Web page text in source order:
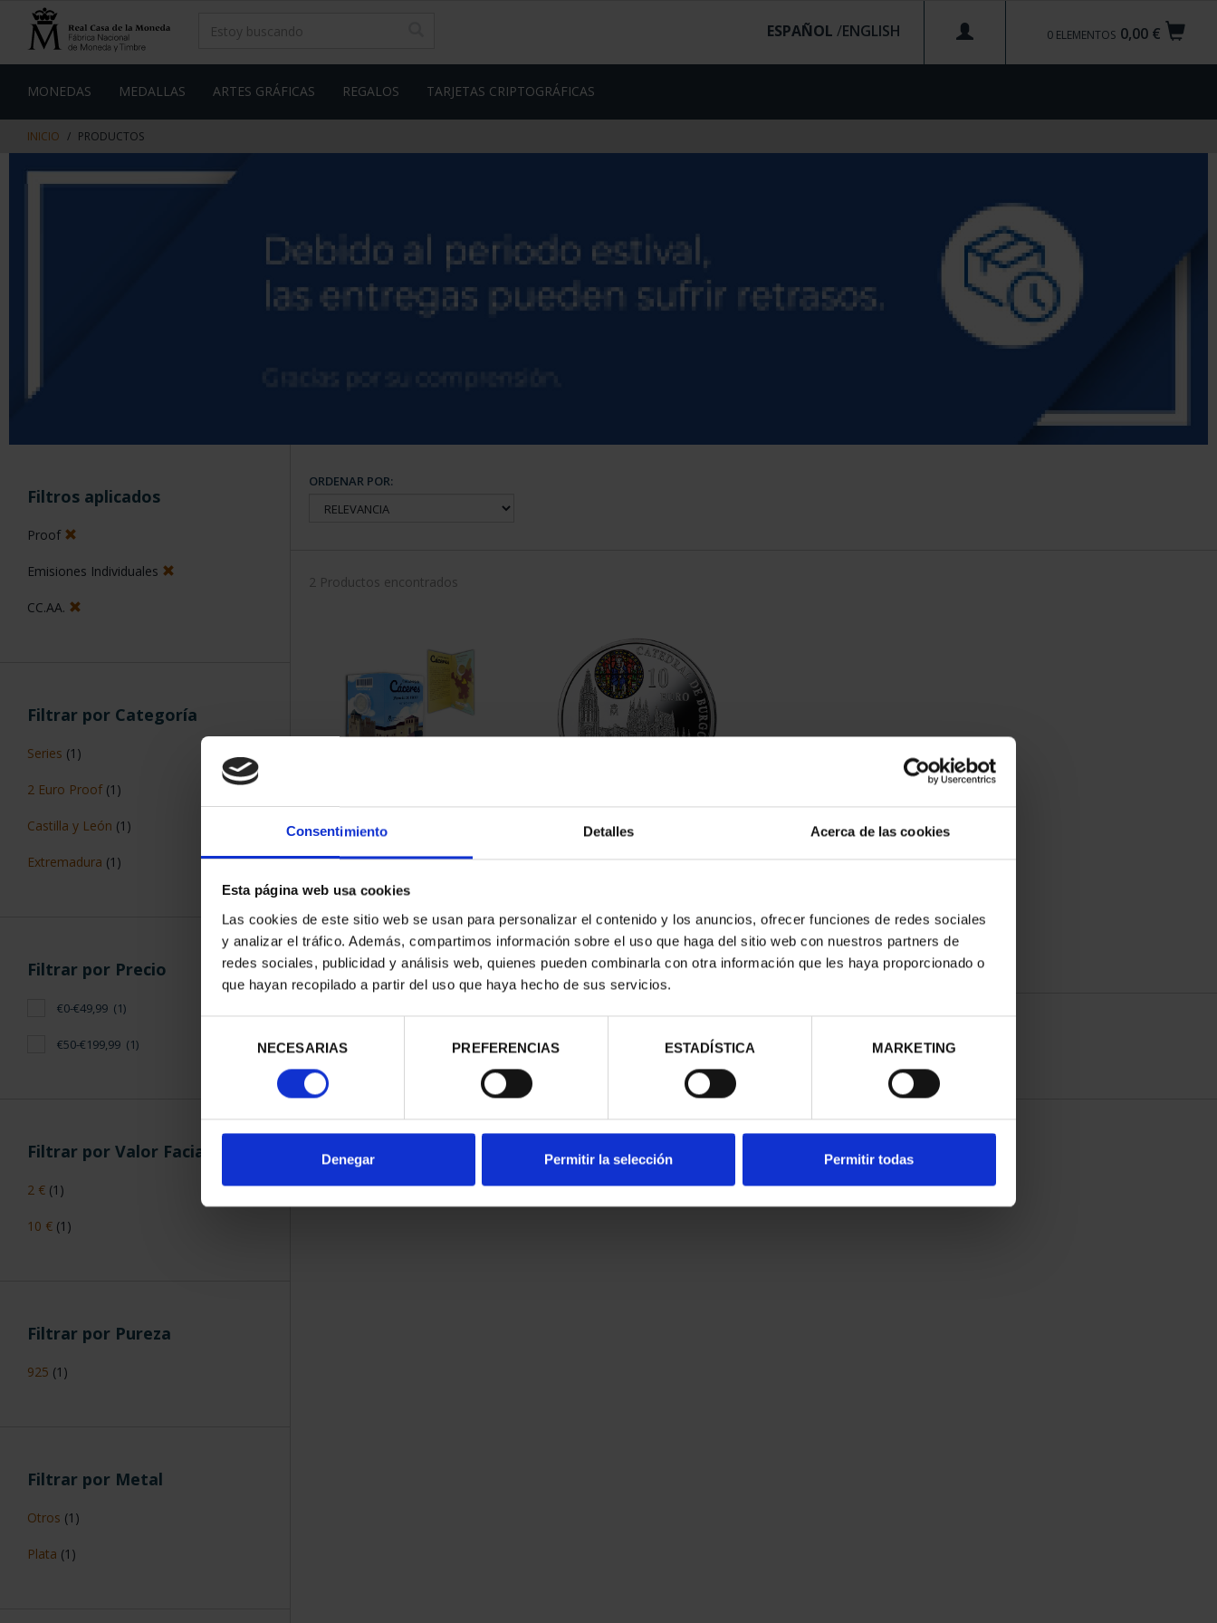
Consentimiento Detalles Acerca de las cookies
Esta página web usa cookies
Las cookies de este sitio web se usan para personalizar el contenido y los anuncios, ofrecer funciones de redes sociales
y analizar el tráfico. Además, compartimos información sobre el uso que haga del sitio web con nuestros partners de
redes sociales, publicidad y análisis web, quienes pueden combinarla con otra información que les haya proporcionado o
que hayan recopilado a partir del uso que haya hecho de sus servicios.
consentimiento
NECESARIAS PREFERENCIAS ESTADÍSTICA MARKETING
Denegar Permitir la selección Permitir todas
contenido
de
0,00 €
0 ELEMENTOS
ESPAÑOL /
MONEDAS MEDALLAS ARTES GRÁFICAS REGALOS TARJETAS CRIPTOGRÁFICAS
INICIO PRODUCTOS
Filtros aplicados
Proof
Emisiones Individuales
CC.AA.
Filtrar por Categoría
Series (1)
2 Euro Proof (1)
Castilla y León (1)
Extremadura (1)
Filtrar por Precio
€0-€49,99 (1)
€50-€199,99 (1)
Filtrar por Valor Facial
2 € (1)
10 € (1)
Filtrar por Pureza
925 (1)
Filtrar por Metal
Otros (1)
Plata (1)
ORDENAR POR:
2 Productos encontrados
PATRIMONIO MUNDIAL
2023 CÁC...
23,00 €
BURGOS (2021) 8 REALES
140,00 €